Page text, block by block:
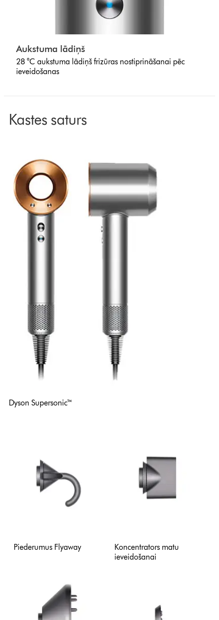
Aukstuma lādiņš
28 °C aukstuma lādiņš frizūras nostiprināšanai pēc
ieveidošanas
Kastes saturs
Dyson Supersonic™
Piederumus Flyaway
Koncentrators matu
ieveidošanai